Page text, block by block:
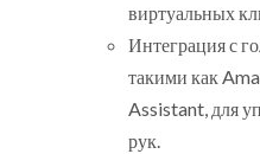
виртуальных
Интеграция с
такими как
Assistant, для
рук.